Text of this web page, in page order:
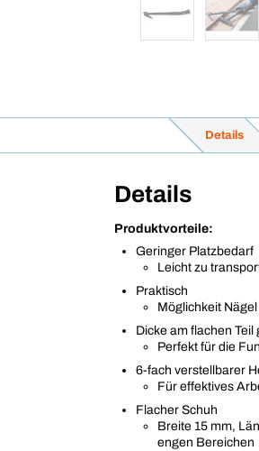
Details
Details
Produktvorteile:
Geringer Platzbedarf
Leicht zu
Praktisch
Möglichkeit
Dicke am flachen Teil
Perfekt für die
6-fach verstellbarer
Für effektives
Flacher Schuh
Breite 15 mm,
engen Bereichen